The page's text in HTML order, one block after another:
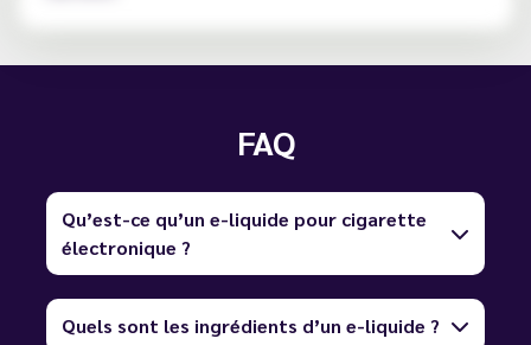
FAQ
Qu’est-ce qu’un e-liquide pour cigarette
électronique ?
Quels sont les ingrédients d’un e-liquide ?